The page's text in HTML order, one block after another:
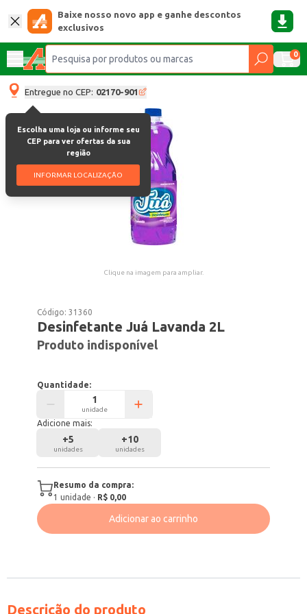
Baixe nosso novo app e ganhe descontos
exclusivos
0
Entregue no CEP: 02170-901
Escolha uma loja ou informe seu
CEP para ver ofertas da sua
região
INFORMAR LOCALIZAÇÃO
Clique na imagem para ampliar.
Código:31360
Desinfetante Juá Lavanda 2L
Produto indisponível
Quantidade:
unidade
Adicione mais:
+5
unidades
+10
unidades
Resumo da compra:
1 unidade · R$ 0,00
Adicionar ao carrinho
Descrição do produto